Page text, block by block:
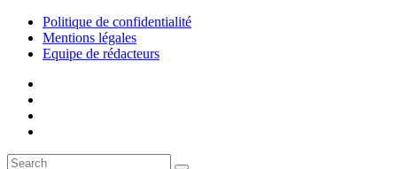
Politique de confidentialité
Mentions légales
Equipe de rédacteurs